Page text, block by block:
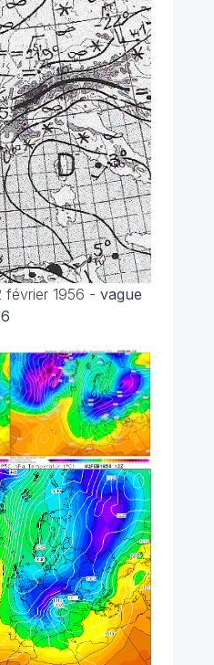
février 1956 - vague